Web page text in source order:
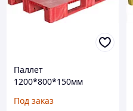
Паллет
1200*800*150мм
Под заказ